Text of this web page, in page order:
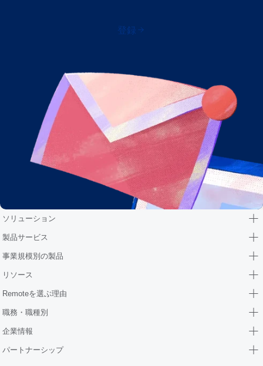
登録
ソリューション
製品サービス
事業規模別の製品
リソース
Remoteを選ぶ理由
職務・職種別
企業情報
パートナーシップ